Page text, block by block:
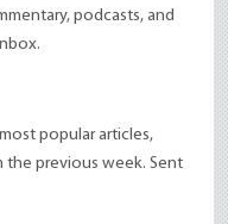
podcasts, and
popular articles,
the previous week. Sent